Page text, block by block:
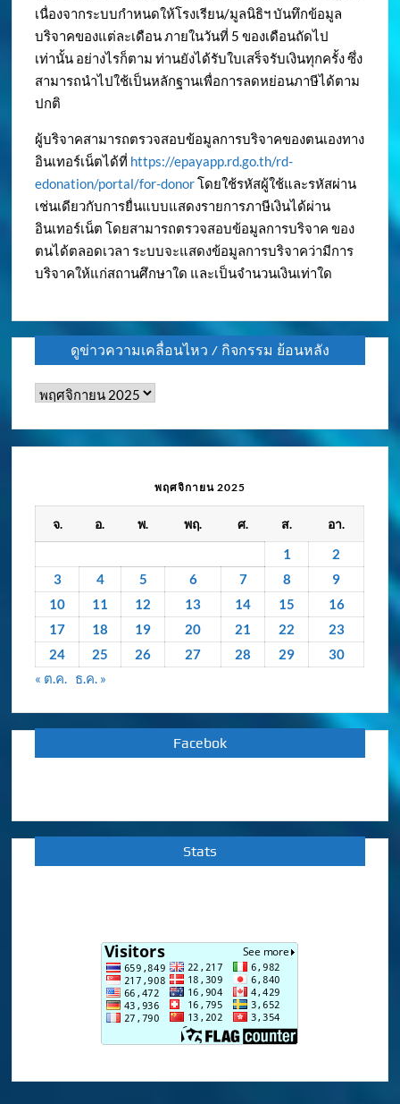
เนื่องจากระบบกำหนดให้โรงเรียน/มูลนิธิฯ บันทึกข้อมูล
บริจาคของแต่ละเดือน ภายในวันที่ 5 ของเดือนถัดไป
เท่านั้น อย่างไรก็ตาม ท่านยังได้รับใบเสร็จรับเงินทุกครั้ง ซึ่ง
สามารถนำไปใช้เป็นหลักฐานเพื่อการลดหย่อนภาษีได้ตาม
ปกติ
ผู้บริจาคสามารถตรวจสอบข้อมูลการบริจาคของตนเองทาง
อินเทอร์เน็ตได้ที่ https://epayapp.rd.go.th/rd-
edonation/portal/for-donorโดยใช้รหัสผู้ใช้และรหัสผ่าน
เช่นเดียวกับการยื่นแบบแสดงรายการภาษีเงินได้ผ่าน
อินเทอร์เน็ต โดยสามารถตรวจสอบข้อมูลการบริจาค ของ
ตนได้ตลอดเวลา ระบบจะแสดงข้อมูลการบริจาคว่ามีการ
บริจาคให้แก่สถานศึกษาใด และเป็นจำนวนเงินเท่าใด
ดูข่าวความเคลื่อนไหว / กิจกรรม ย้อนหลัง
ดู
กิจกรรม
ย้อน
พฤศจิกายน 2025
จ. อ. พ. พฤ. ศ. ส. อา.
1
2
3
4 5 6 7 8
9
10
11 12 13 14 15
16
17
18 19 20 21 22
23
24
25 26 27 28 29
30
« ต.ค. ธ.ค. »
Facebok
Stats